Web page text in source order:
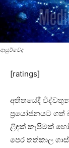
ආයුර්වේද
[ratings]
අතීතයේදී
ප්‍රයෝජනයට ගත්
ළිඳක්‌ කැපීමක්‌
පෙර තත්කාල